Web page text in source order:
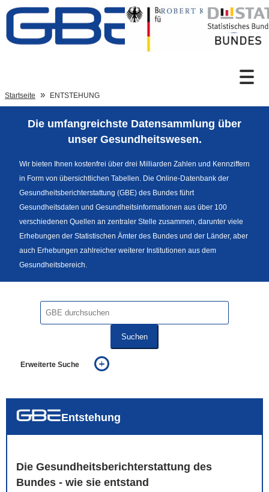
Zum Inhalt
Sprachumschaltung
Fußzeile
Startseite ENTSTEHUNG
Die umfangreichste Datensammlung über
unser Gesundheitswesen.
Wir bieten Ihnen kostenfrei über drei Milliarden Zahlen und Kennziffern
in Form von übersichtlichen Tabellen. Die Online-Datenbank der
Gesundheitsberichterstattung (GBE) des Bundes führt
Gesundheitsdaten und Gesundheitsinformationen aus über 100
verschiedenen Quellen an zentraler Stelle zusammen, darunter viele
Erhebungen der Statistischen Ämter des Bundes und der Länder, aber
auch Erhebungen zahlreicher weiterer Institutionen aus dem
Gesundheitsbereich.
Suchen
Erweiterte Suche
auch in allen Texten suchen (Volltextsuche)
Entstehung
Die Gesundheitsberichterstattung des
Bundes - wie sie entstand